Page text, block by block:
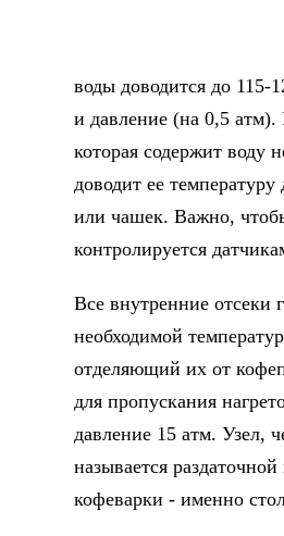
воды доводится до 115-
и давление (на 0,5 атм).
которая содержит воду
доводит ее
или чашек. Важно,
контролируется
Все внутренние отсеки
необходимой
отделяющий их от
для пропускания
давление 15 атм. Узел,
называется
кофеварки - именно